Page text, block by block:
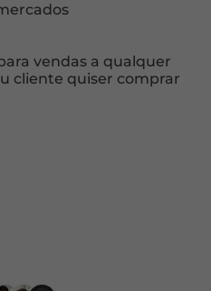
vendas a qualquer
cliente quiser comprar